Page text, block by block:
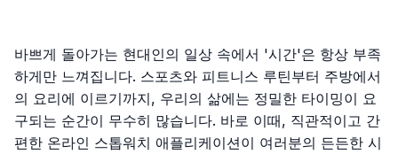
바쁘게 돌아가는 현대인의 일상 속에서 '시간'은 항상 부족
하게만 느껴집니다. 스포츠와 피트니스 루틴부터 주방에서
의 요리에 이르기까지, 우리의 삶에는 정밀한 타이밍이 요
구되는 순간이 무수히 많습니다. 바로 이때, 직관적이고 간
편한 온라인 스톱워치 애플리케이션이 여러분의 든든한 시